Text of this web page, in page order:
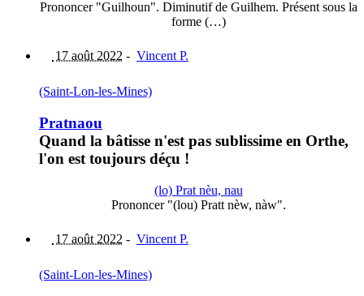
Prononcer "Guilhoun". Diminutif de Guilhem. Présent sous la
forme (…)
17 août 2022 - Vincent P.
(Saint-Lon-les-Mines)
Pratnaou
Quand la bâtisse n'est pas sublissime en Orthe,
l'on est toujours déçu !
(lo) Prat nèu, nau
Prononcer "(lou) Pratt nèw, nàw".
17 août 2022 - Vincent P.
(Saint-Lon-les-Mines)